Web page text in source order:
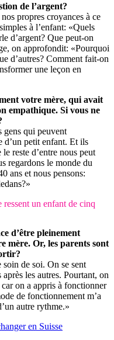
de l’argent?
propres croyances à ce
à l’enfant: «Quels
d’argent? Que peut-on
on approfondit: «Pourquoi
d’autres? Comment fait-on
une leçon en
votre mère, qui avait
empathique. Si vous ne
gens qui peuvent
d’un petit enfant. Et ils
reste d’entre nous peut
regardons le monde du
ans et nous pensons:
ressent un enfant de cinq
d’être pleinement
mère. Or, les parents sont
soin de soi. On se sent
les autres. Pourtant, on
on a appris à fonctionner
de fonctionnement m’a
autre rythme.»
en Suisse